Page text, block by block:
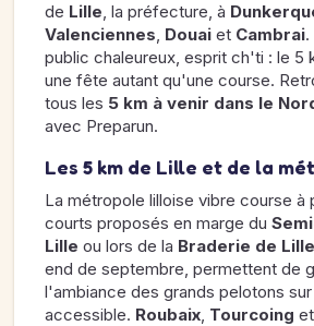
de Lille, la préfecture, à
Valenciennes, Douai et Cambrai
public chaleureux, esprit ch'ti : le 5
une fête autant qu'une course.
tous les 5 km à venir dans le
avec Preparun.
Les 5 km de Lille et de la
La métropole lilloise vibre course à
courts proposés en marge du
Lille ou lors de la Braderie de Lille
end de septembre, permettent de
l'ambiance des grands pelotons
accessible. Roubaix, Tourcoing et